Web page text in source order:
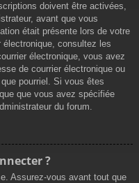
doivent être activées,
avant que vous
était présente lors de votre
consultez les
électronique, vous avez
de courrier électronique ou
pourriel. Si vous êtes
que vous avez spécifiée
du forum.
?
Assurez-vous avant tout que